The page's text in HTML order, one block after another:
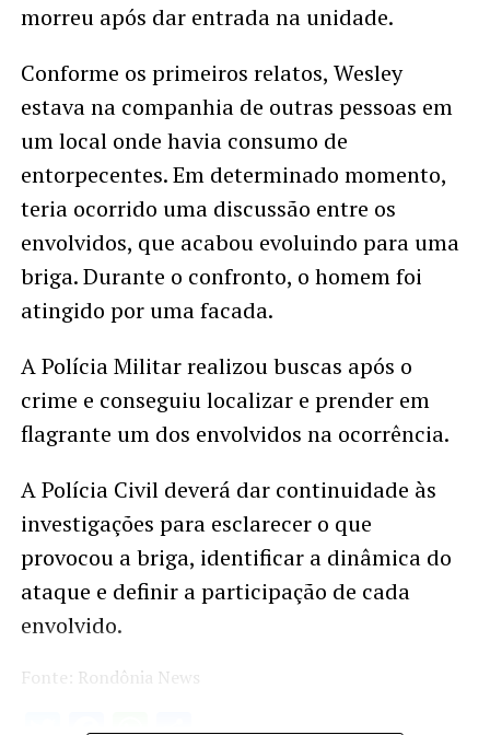
morreu após dar entrada na unidade.
Conforme os primeiros relatos, Wesley
estava na companhia de outras pessoas em
um local onde havia consumo de
entorpecentes. Em determinado momento,
teria ocorrido uma discussão entre os
envolvidos, que acabou evoluindo para uma
briga. Durante o confronto, o homem foi
atingido por uma facada.
A Polícia Militar realizou buscas após o
crime e conseguiu localizar e prender em
flagrante um dos envolvidos na ocorrência.
A Polícia Civil deverá dar continuidade às
investigações para esclarecer o que
provocou a briga, identificar a dinâmica do
ataque e definir a participação de cada
envolvido.
Fonte: Rondônia News